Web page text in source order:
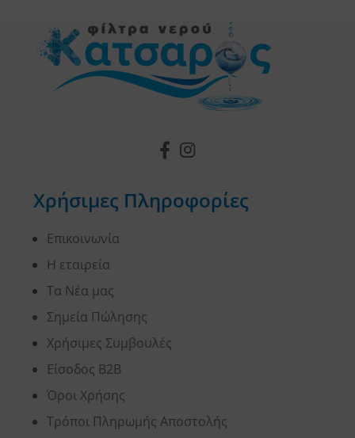
Χρήσιμες Πληροφορίες
Επικοινωνία
Η εταιρεία
Τα Νέα μας
Σημεία Πώλησης
Χρήσιμες Συμβουλές
Είσοδος B2B
Όροι Χρήσης
Τρόποι Πληρωμής Αποστολής